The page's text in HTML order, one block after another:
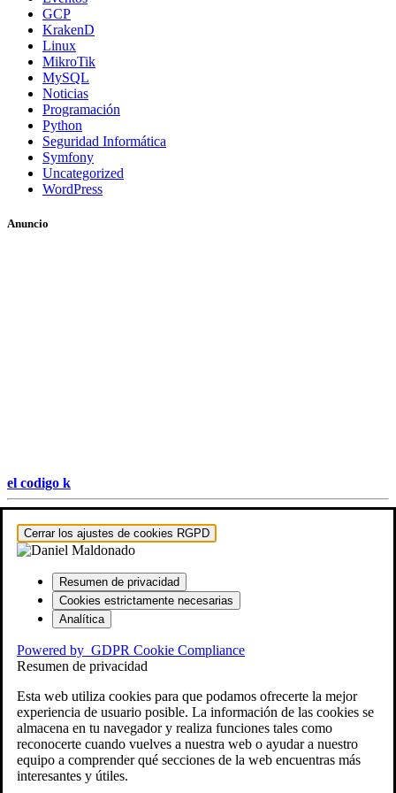
GCP
KrakenD
Linux
MikroTik
MySQL
Noticias
Programación
Python
Seguridad Informática
Symfony
Uncategorized
WordPress
Anuncio
el codigo k
Hestia | Desarrollado porThemeIsle
Cerrar los ajustes de cookies RGPD
Resumen de privacidad
Cookies estrictamente necesarias
Analítica
Powered by GDPR Cookie Compliance
Resumen de privacidad
Esta web utiliza cookies para que podamos ofrecerte la mejor
experiencia de usuario posible. La información de las cookies se
almacena en tu navegador y realiza funciones tales como
reconocerte cuando vuelves a nuestra web o ayudar a nuestro
equipo a comprender qué secciones de la web encuentras más
interesantes y útiles.